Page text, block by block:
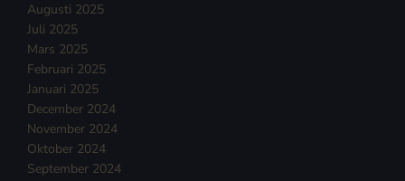
Augusti 2025
Juli 2025
Mars 2025
Februari 2025
Januari 2025
December 2024
November 2024
Oktober 2024
September 2024